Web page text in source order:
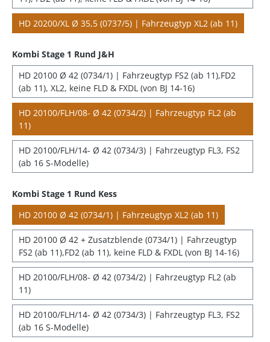
HD 20200/XL Ø 35,5 (0737/5) | Fahrzeugtyp XL2 (ab 11)
Kombi Stage 1 Rund J&H
HD 20100 Ø 42 (0734/1) | Fahrzeugtyp FS2 (ab 11),FD2
(ab 11), XL2, keine FLD & FXDL (von BJ 14-16)
HD 20100/FLH/08- Ø 42 (0734/2) | Fahrzeugtyp FL2 (ab
11)
HD 20100/FLH/14- Ø 42 (0734/3) | Fahrzeugtyp FL3, FS2
(ab 16 S-Modelle)
Kombi Stage 1 Rund Kess
HD 20100 Ø 42 (0734/1) | Fahrzeugtyp XL2 (ab 11)
HD 20100 Ø 42 + Zusatzblende (0734/1) | Fahrzeugtyp
FS2 (ab 11),FD2 (ab 11), keine FLD & FXDL (von BJ 14-16)
HD 20100/FLH/08- Ø 42 (0734/2) | Fahrzeugtyp FL2 (ab
11)
HD 20100/FLH/14- Ø 42 (0734/3) | Fahrzeugtyp FL3, FS2
(ab 16 S-Modelle)